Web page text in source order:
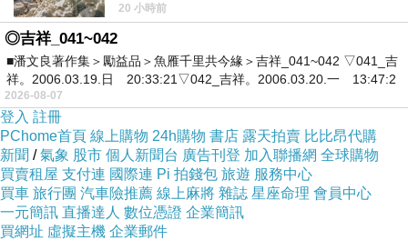
上一篇：老娘日記 Day 2557
下一篇：
不是我的工作啊。 真
20 小時前
◎吉祥_041~042
■潘文良著作集＞勵益品＞魚雁千里共今緣＞吉祥_041~042 ▽041_吉
祥。2006.03.19.日 20:33:21▽042_吉祥。2006.03.20.一 13:47:2
2026-08-07
登入 註冊
PChome首頁 線上購物 24h購物 書店 露天拍賣 比比昂代購
新聞 /氣象 股市 個人新聞台 廣告刊登 加入聯播網 全球購物
買賣租屋 支付連 國際連 Pi 拍錢包 旅遊 服務中心
買車 旅行團 汽車險推薦 線上麻將 雜誌 星座命理 會員中心
一元簡訊 直播達人 數位憑證 企業簡訊
買網址 虛擬主機 企業郵件